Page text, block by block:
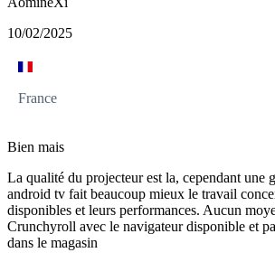
10/02/2025
France
Bien mais
La qualité du projecteur est la, cependant une
android tv fait beaucoup mieux le travail
disponibles et leurs performances. Aucun
Crunchyroll avec le navigateur disponible et
dans le magasin